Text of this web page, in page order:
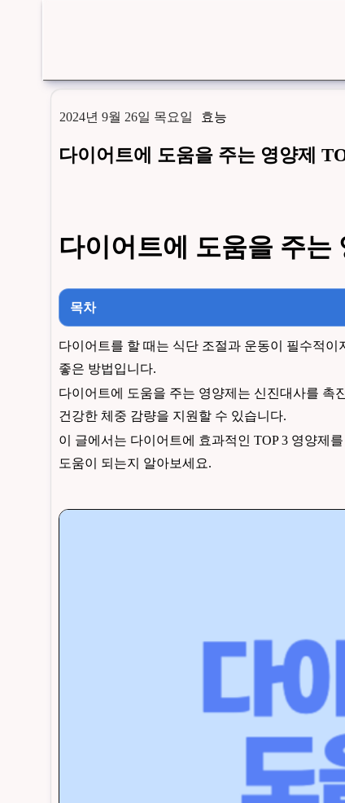
2024년 9월 26일 목요일 효능
다이어트에 도움을 주는 영양제
다이어트에 도움을 주는
목차
다이어트를 할 때는 식단 조절과 운동이 필수적
좋은 방법입니다.
다이어트에 도움을 주는 영양제는 신진대사를 촉
건강한 체중 감량을 지원할 수 있습니다.
이 글에서는 다이어트에 효과적인 TOP 3 영양제
도움이 되는지 알아보세요.